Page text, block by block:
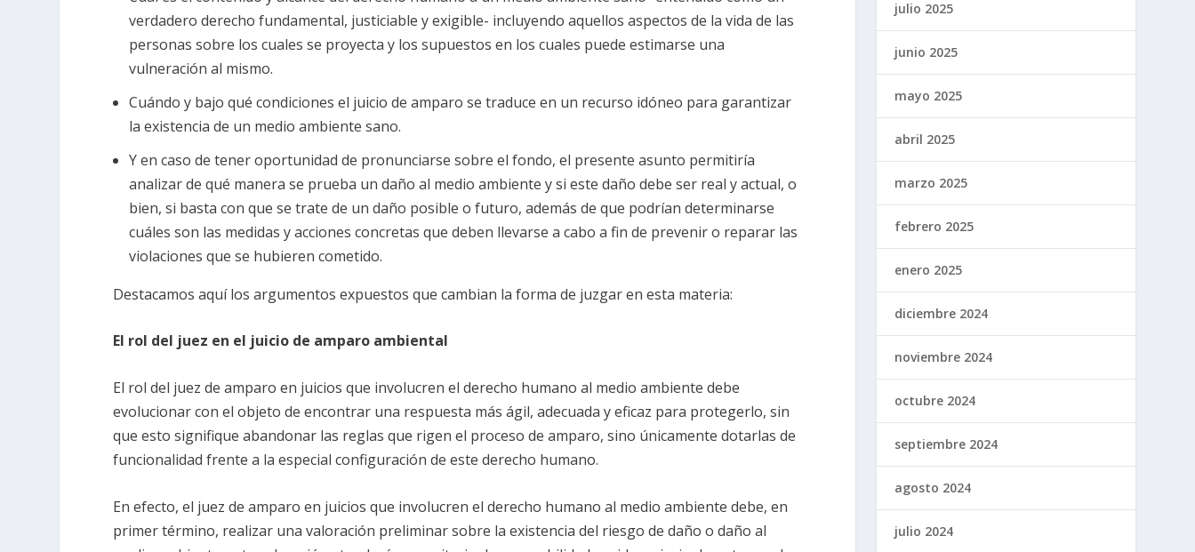
verdadero derecho fundamental, justiciable y exigible- incluyendo aquellos aspectos de la vida de las
personas sobre los cuales se proyecta y los supuestos en los cuales puede estimarse una
vulneración al mismo.
Cuándo y bajo qué condiciones el juicio de amparo se traduce en un recurso idóneo para garantizar
la existencia de un medio ambiente sano.
Y en caso de tener oportunidad de pronunciarse sobre el fondo, el presente asunto permitiría
analizar de qué manera se prueba un daño al medio ambiente y si este daño debe ser real y actual, o
bien, si basta con que se trate de un daño posible o futuro, además de que podrían determinarse
cuáles son las medidas y acciones concretas que deben llevarse a cabo a fin de prevenir o reparar las
violaciones que se hubieren cometido.
Destacamos aquí los argumentos expuestos que cambian la forma de juzgar en esta materia:
El rol del juez en el juicio de amparo ambiental
El rol del juez de amparo en juicios que involucren el derecho humano al medio ambiente debe
evolucionar con el objeto de encontrar una respuesta más ágil, adecuada y eficaz para protegerlo, sin
que esto signifique abandonar las reglas que rigen el proceso de amparo, sino únicamente dotarlas de
funcionalidad frente a la especial configuración de este derecho humano.
En efecto, el juez de amparo en juicios que involucren el derecho humano al medio ambiente debe, en
primer término, realizar una valoración preliminar sobre la existencia del riesgo de daño o daño al
julio 2025
junio 2025
mayo 2025
abril 2025
marzo 2025
febrero 2025
enero 2025
diciembre 2024
noviembre 2024
octubre 2024
septiembre 2024
agosto 2024
julio 2024